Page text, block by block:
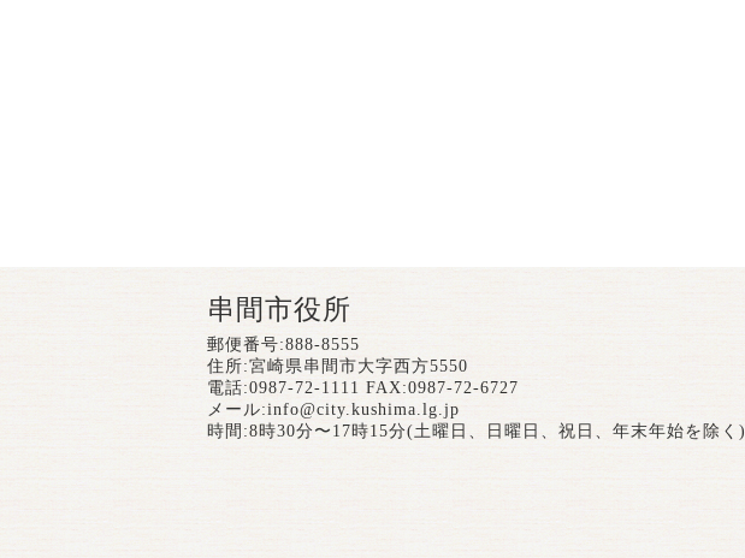
串間市役所
郵便番号:888-8555
住所:宮崎県串間市大字西方5550
電話:0987-72-1111 FAX:0987-72-6727
メール:info@city.kushima.lg.jp
時間:8時30分〜17時15分(土曜日、日曜日、祝日、年末年始を除く)